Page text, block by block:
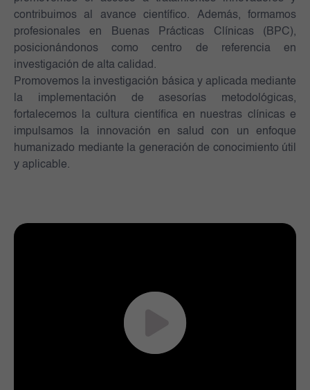
contribuimos al avance científico. Además, formamos
profesionales en Buenas Prácticas Clínicas (BPC),
posicionándonos como centro de referencia en
investigación de alta calidad.
Promovemos la investigación básica y aplicada mediante
la implementación de asesorías metodológicas,
fortalecemos la cultura científica en nuestras clínicas e
impulsamos la innovación en salud con un enfoque
humanizado mediante la generación de conocimiento útil
y aplicable.